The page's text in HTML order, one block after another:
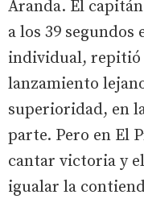
Aranda. El
a los 39 segundos
individual, repitió
lanzamiento
superioridad, en
parte. Pero en El
cantar victoria y
igualar la